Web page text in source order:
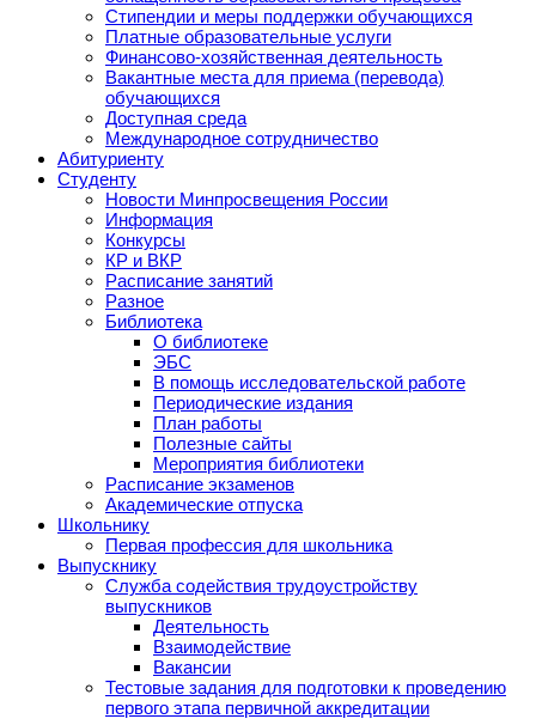
Стипендии и меры поддержки обучающихся
Платные образовательные услуги
Финансово-хозяйственная деятельность
Вакантные места для приема (перевода)
обучающихся
Доступная среда
Международное сотрудничество
Абитуриенту
Студенту
Новости Минпросвещения России
Информация
Конкурсы
КР и ВКР
Расписание занятий
Разное
Библиотека
О библиотеке
ЭБС
В помощь исследовательской работе
Периодические издания
План работы
Полезные сайты
Мероприятия библиотеки
Расписание экзаменов
Академические отпуска
Школьнику
Первая профессия для школьника
Выпускнику
Служба содействия трудоустройству
выпускников
Деятельность
Взаимодействие
Вакансии
Тестовые задания для подготовки к проведению
первого этапа первичной аккредитации